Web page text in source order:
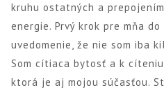
kruhu ostatných a
energie. Prvý krok pre mňa
uvedomenie, že nie som iba
Som cítiaca bytosť a k
ktorá je aj mojou súčasťou.